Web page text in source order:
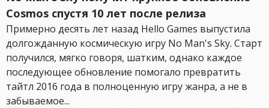
Cosmos спустя 10 лет после релиза
Примерно десять лет назад Hello Games выпустила
долгожданную космическую игру No Man's Sky. Старт
получился, мягко говоря, шатким, однако каждое
последующее обновление помогало превратить
тайтл 2016 года в полноценную игру жанра, а не в
забываемое...